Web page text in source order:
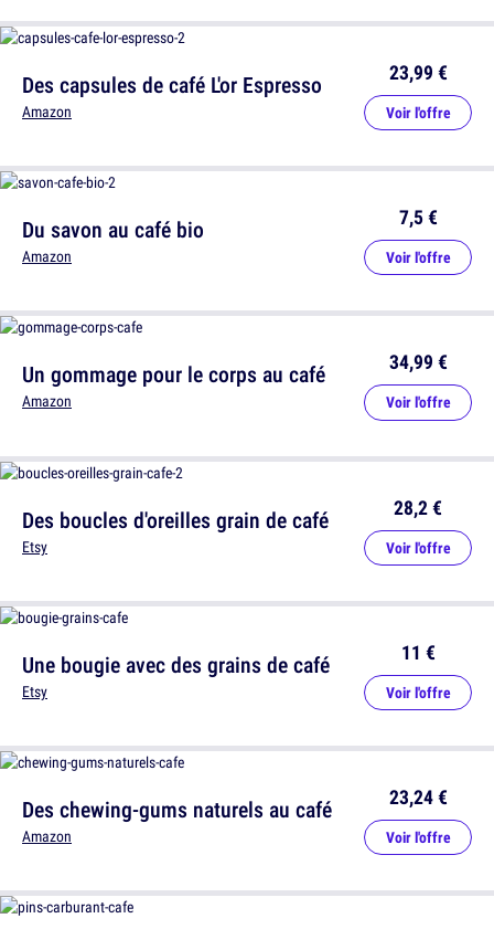
Des capsules de café L'or Espresso
Amazon
23,99 €
Voir l'offre
Un gommage pour le corps au café
Amazon
34,99 €
Voir l'offre
Une bougie avec des grains de café
Etsy
11 €
Voir l'offre
Du savon au café bio
Amazon
7,5 €
Voir l'offre
Des boucles d'oreilles grain de café
Etsy
28,2 €
Voir l'offre
Des chewing-gums naturels au café
Amazon
23,24 €
Voir l'offre